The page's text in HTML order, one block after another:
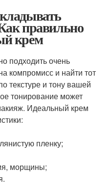
правильно
крем
подходить очень
компромисс и найти тот
текстуре и тону вашей
тонирование может
Идеальный крем
пленку;
морщины;